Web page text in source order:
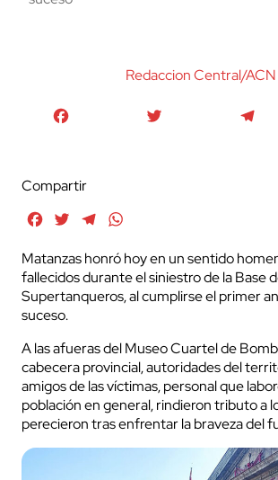
Redaccion Central/ACN
Compartir
FacebookTwitterTelegram
Matanzas honró hoyen un sentido
fallecidos durante el siniestro de la Base
Supertanqueros, al cumplirseel primer
suceso.
A las afueras del Museo Cuartel de
cabecera provincial, autoridades del
amigos de las víctimas, personal que
población en general, rindieron tributo a
perecieron tras enfrentar la braveza del